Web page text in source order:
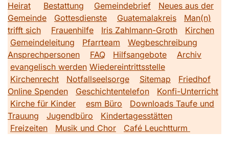
Heirat
Bestattung Gemeindebrief
Neues aus der
Gemeinde
Gottesdienste Guatemalakreis
Man(n)
trifft sich
Frauenhilfe Iris Zahlmann-Groth
Kirchen
Gemeindeleitung
Pfarrteam
Wegbeschreibung
Ansprechpersonen
FAQ Hilfsangebote
Archiv
evangelisch werden Wiedereintrittsstelle
Kirchenrecht
Notfallseelsorge Sitemap
Friedhof
Online Spenden
Geschichtentelefon
Konfi-Unterricht
Kirche für Kinder
esm Büro
Downloads Taufe und
Trauung
Jugendbüro
Kindertagesstätten
Freizeiten
Musik und Chor Café Leuchtturm